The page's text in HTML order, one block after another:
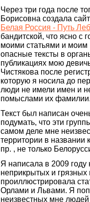
Через три года после
Борисовна создала
Белая Россия - Путь
бандитской, что ясно с
моими статьями и моим
опасные тексты в
публикациях мою
Чистякова после
которую я носила до
люди не имели имен и
помыслами их
Текст был написан
подумать, что эти
самом деле мне
территории в названии
пр. , не только
Я написала в 2009 году
неприкрытых и грязных
проиллюстрировала
Орлами и Львами. Я
неизвестных мне